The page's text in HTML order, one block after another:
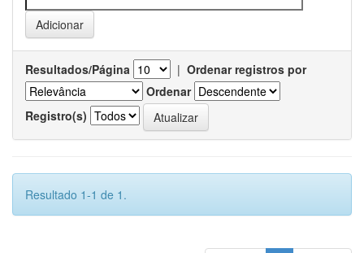
Resultados/Página | Ordenar registros por
Ordenar
Registro(s)
Resultado 1-1 de 1.